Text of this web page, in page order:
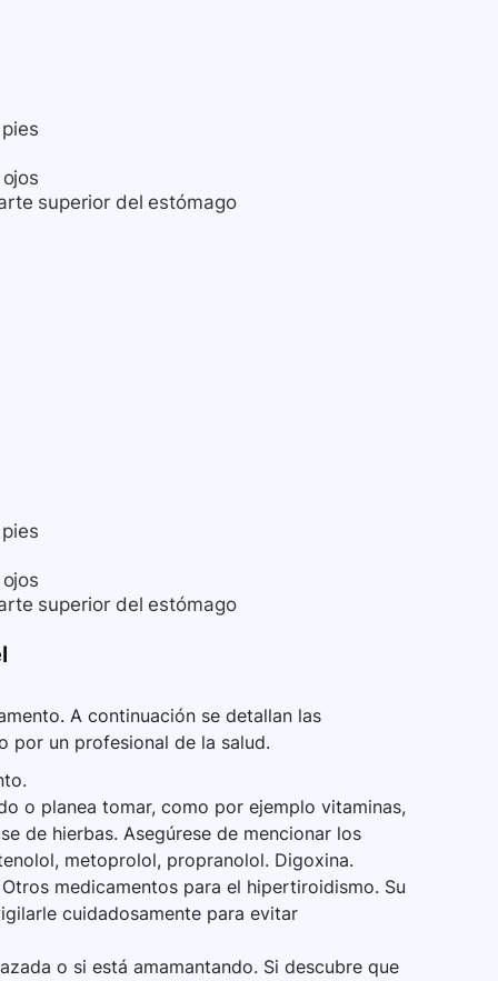
superior del estómago
superior del estómago
A continuación se detallan las
por un profesional de la salud.
o planea tomar, como por ejemplo vitaminas,
de hierbas. Asegúrese de mencionar los
metoprolol, propranolol. Digoxina.
medicamentos para el hipertiroidismo. Su
cuidadosamente para evitar
o si está amamantando. Si descubre que